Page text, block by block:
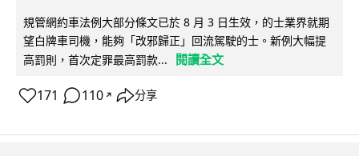
規管網約車法例大部分條文已於 8 月 3 日生效，的士業界就期
望白牌車司機，能夠「改邪歸正」回流駕駛的士。新例大幅提
高罰則，首次定罪最高罰款...
閱讀全文
171 110 ↗ 分享